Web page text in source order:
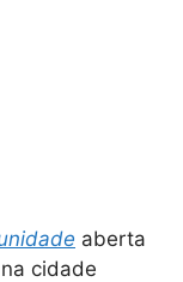
aberta
cidade